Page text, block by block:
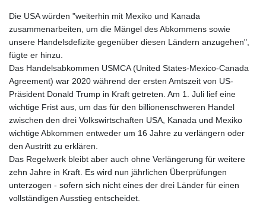
Die USA würden "weiterhin mit Mexiko und Kanada
zusammenarbeiten, um die Mängel des Abkommens sowie
unsere Handelsdefizite gegenüber diesen Ländern anzugehen",
fügte er hinzu.
Das Handelsabkommen USMCA (United States-Mexico-Canada
Agreement) war 2020 während der ersten Amtszeit von US-
Präsident Donald Trump in Kraft getreten. Am 1. Juli lief eine
wichtige Frist aus, um das für den billionenschweren Handel
zwischen den drei Volkswirtschaften USA, Kanada und Mexiko
wichtige Abkommen entweder um 16 Jahre zu verlängern oder
den Austritt zu erklären.
Das Regelwerk bleibt aber auch ohne Verlängerung für weitere
zehn Jahre in Kraft. Es wird nun jährlichen Überprüfungen
unterzogen - sofern sich nicht eines der drei Länder für einen
vollständigen Ausstieg entscheidet.